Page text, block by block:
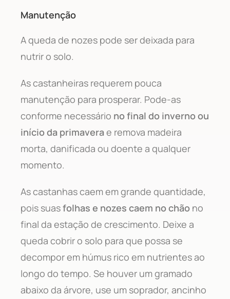
Manutenção
A queda de nozes pode ser deixada para
nutrir o solo.
As castanheiras requerem pouca
manutenção para prosperar. Pode-as
conforme necessário no final do inverno ou
início da primavera e remova madeira
morta, danificada ou doente a qualquer
momento.
As castanhas caem em grande quantidade,
pois suasfolhas e nozes caem no chão no
final da estação de crescimento. Deixe a
queda cobrir o solo para que possa se
decompor em húmus rico em nutrientes ao
longo do tempo. Se houver um gramado
abaixo da árvore, use um soprador, ancinho